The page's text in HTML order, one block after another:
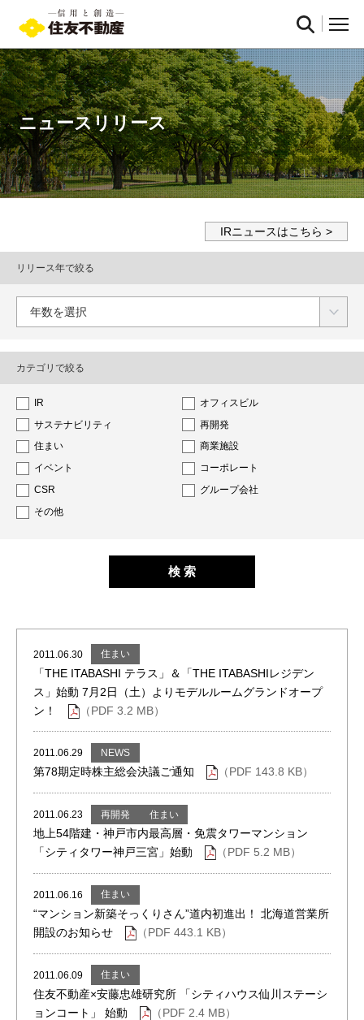
ニュースリリース
IRニュースはこちら
リリース年で絞る
年数を選択
カテゴリで絞る
IR
オフィスビル
サステナビリティ
再開発
住まい
商業施設
イベント
コーポレート
CSR
グループ会社
その他
2011.06.30 住まい
「THE ITABASHI テラス」＆「THE ITABASHIレジデン
ス」始動 7月2日（土）よりモデルルームグランドオープ
ン！
（PDF 3.2 MB）
2011.06.29 NEWS
第78期定時株主総会決議ご通知 （PDF 143.8 KB）
2011.06.23 再開発 住まい
地上54階建・神戸市内最高層・免震タワーマンション
「シティタワー神戸三宮」始動
（PDF 5.2 MB）
2011.06.16 住まい
“マンション新築そっくりさん”道内初進出！ 北海道営業所
開設のお知らせ
（PDF 443.1 KB）
2011.06.09 住まい
住友不動産×安藤忠雄研究所 「シティハウス仙川ステーシ
ョンコート」 始動
（PDF 2.4 MB）